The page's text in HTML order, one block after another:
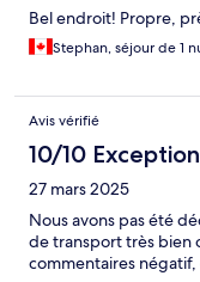
Bel endroit! Propre,
Stephan, séjour de 1
Avis vérifié
10/10
27 mars 2025
Nous avons pas été
de transport très bien
commentaires